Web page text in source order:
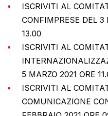
ISCRIVITI AL
CONFIMPRESE DEL 3
13.00
ISCRIVITI AL
5 MARZO 2021 ORE
ISCRIVITI AL
COMUNICAZIONE